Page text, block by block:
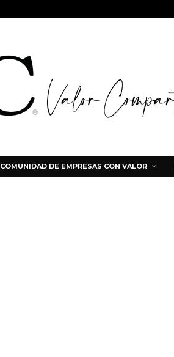
COMUNIDAD DE EMPRESAS CON VALOR